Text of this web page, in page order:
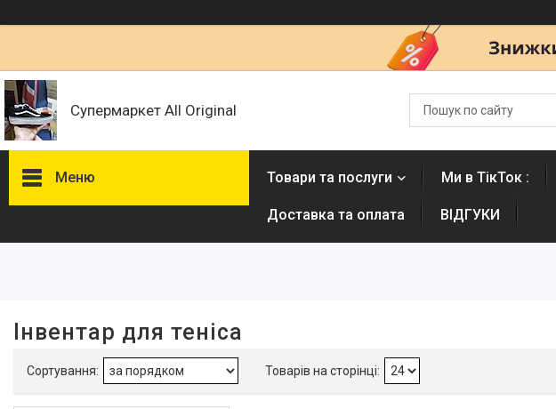
Супермаркет All Original
Меню
В наявності 1
Товари та послуги Ми в ТікТок :
Доставка та оплата ВІДГУКИ
Інвентар для теніса